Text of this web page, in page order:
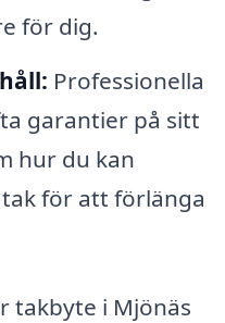
för dig.
Professionella
garantier på sitt
hur du kan
för att förlänga
takbyte i Mjönäs